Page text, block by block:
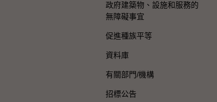
政府建築物、設施和服務的
無障礙事宜
促進種族平等
資料庫
有關部門/機構
招標公告